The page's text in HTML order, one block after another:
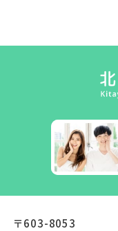
〒603-8053